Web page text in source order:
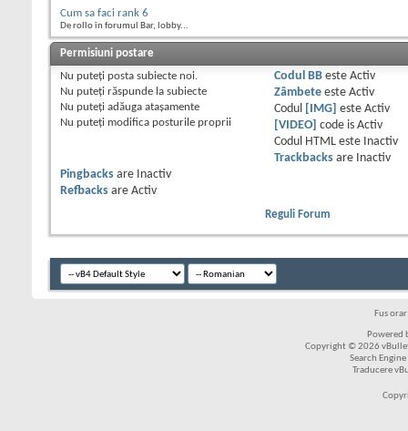
Cum sa faci rank 6
De rollo în forumul Bar, lobby...
Permisiuni postare
Nu puteţi posta subiecte noi.
Nu puteţi răspunde la subiecte
Nu puteţi adăuga ataşamente
Nu puteţi modifica posturile proprii
Codul BBeste Activ
Zâmbeteeste Activ
Codul
[IMG] este Activ
[VIDEO] code is Activ
Codul HTML este
Inactiv
Trackbacksare
Inactiv
Pingbacks are
Inactiv
Refbacks are Activ
Reguli Forum
Fus
Powered
Copyright © 2026
Search
Traducere